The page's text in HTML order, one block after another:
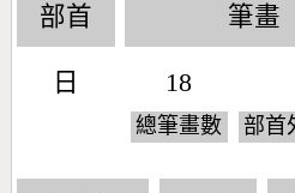
部首
日
筆畫
18
總筆畫數 部首